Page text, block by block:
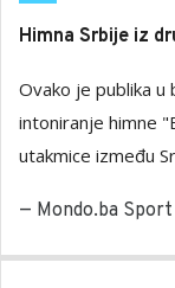
Himna Srbije iz
Ovako je publika u
intoniranje himne
utakmice između
— Mondo.ba